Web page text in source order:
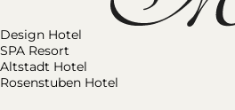
Design Hotel
SPA Resort
Altstadt Hotel
Rosenstuben Hotel